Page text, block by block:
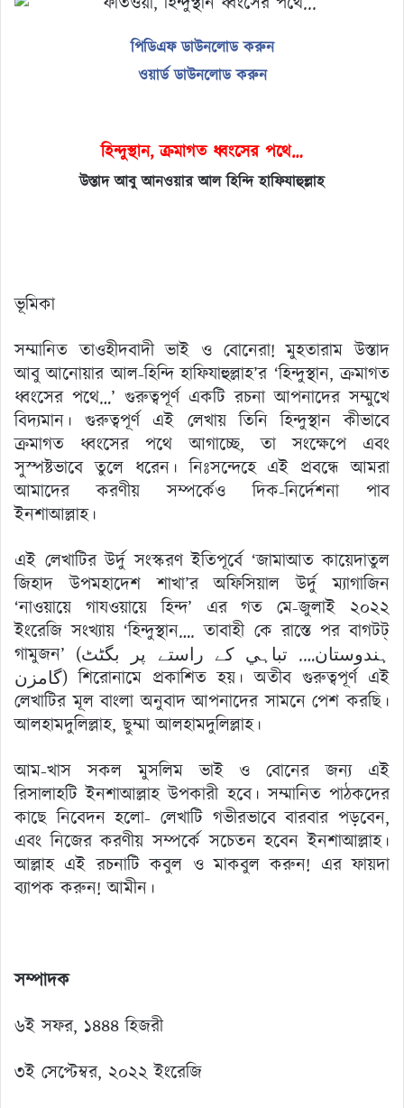
পিডিএফ ডাউনলোড করুন
ওয়ার্ড ডাউনলোড করুন
হিন্দুস্থান,ক্রমাগত ধ্বংসের পথে…
উস্তাদ আবু আনওয়ার আল হিন্দি হাফিযাহুল্লাহ
ভূমিকা
সম্মানিত তাওহীদবাদী ভাই ও বোনেরা! মুহতারাম উস্তাদ
আবু আনোয়ার আল-হিন্দি হাফিযাহুল্লাহ’র ‘হিন্দুস্থান, ক্রমাগত
ধ্বংসের পথে…’ গুরুত্বপূর্ণ একটি রচনা আপনাদের সম্মুখে
বিদ্যমান। গুরুত্বপূর্ণ এই লেখায় তিনি হিন্দুস্থান কীভাবে
ক্রমাগত ধ্বংসের পথে আগাচ্ছে, তা সংক্ষেপে এবং
সুস্পষ্টভাবে তুলে ধরেন। নিঃসন্দেহে এই প্রবন্ধে আমরা
আমাদের করণীয় সম্পর্কেও দিক-নির্দেশনা পাব
ইনশাআল্লাহ।
এই লেখাটির উর্দু সংস্করণ ইতিপূর্বে ‘জামা‌আত কায়েদাতুল
জিহাদ উপমহাদেশ শাখা’র অফিসিয়াল উর্দু ম্যাগাজিন
‘নাওয়ায়ে গাযওয়ায়ে হিন্দ’ এর গত মে-জুলাই ২০২২
ইংরেজি সংখ্যায় ‘হিন্দুস্থান…. তাবাহী কে রাস্তে পর বাগটট্
গামুজন’ (ہندوستان…. تباہي كے راستے پر بگٹٹ
گامزن) শিরোনামে প্রকাশিত হয়। অতীব গুরুত্বপূর্ণ এই
লেখাটির মূল বাংলা অনুবাদ আপনাদের সামনে পেশ করছি।
আলহামদুলিল্লাহ, ছুম্মা আলহামদুলিল্লাহ।
আম-খাস সকল মুসলিম ভাই ও বোনের জন্য এই
রিসালাহটি ইনশাআল্লাহ উপকারী হবে। সম্মানিত পাঠকদের
কাছে নিবেদন হলো- লেখাটি গভীরভাবে বারবার পড়বেন,
এবং নিজের করণীয় সম্পর্কে সচেতন হবেন ইনশাআল্লাহ।
আল্লাহ এই রচনাটি কবুল ও মাকবুল করুন! এর ফায়দা
ব্যাপক করুন! আমীন।
সম্পাদক
৬ই সফর, ১৪৪৪ হিজরী
৩ই সেপ্টেম্বর, ২০২২ ইংরেজি